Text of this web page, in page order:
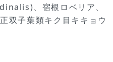
、宿根ロベリア、
双子葉類キク目キキョウ